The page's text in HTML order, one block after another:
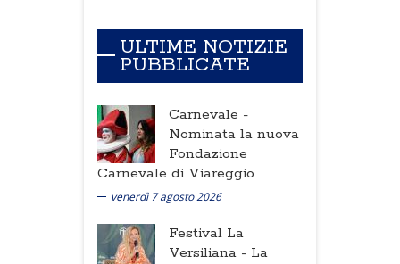
ULTIME NOTIZIE
PUBBLICATE
Carnevale -
Nominata la nuova
Fondazione
Carnevale di Viareggio
venerdì 7 agosto 2026
Festival La
Versiliana - La